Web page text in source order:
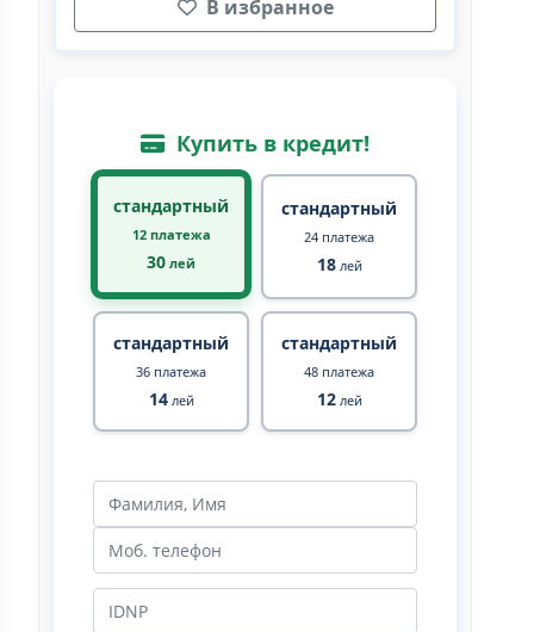
В избранное
Купить в кредит!
стандартный
12 платежа
30 лей
стандартный
24 платежа
18лей
стандартный
36 платежа
14лей
стандартный
48 платежа
12лей